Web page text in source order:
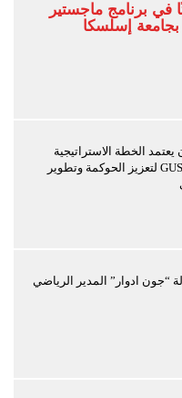
في برنامج ماجستير
بجامعة إسلسكا
الخطة الاستراتيجية
لـGUSA 2026-2027 لتعزيز الحوكمة وتطوير
“جون ادوار” المدير الرياضي